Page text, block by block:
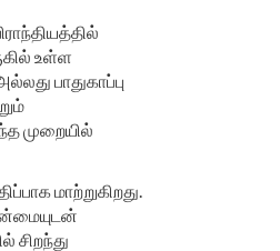
உள்ள
பாதுகாப்பு
முறையில்
மாற்றுகிறது.
சிறந்து